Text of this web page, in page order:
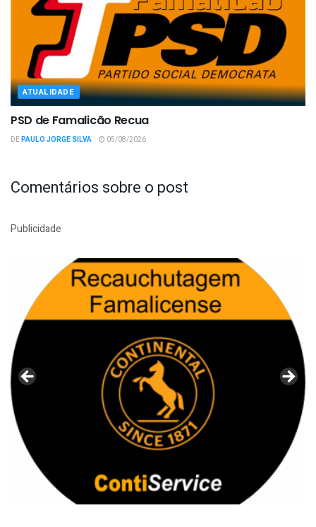
ATUALIDADE
PSD de Famalicão Recua
DEPAULO JORGE SILVA 05/08/2026
Comentários sobre o post
Publicidade